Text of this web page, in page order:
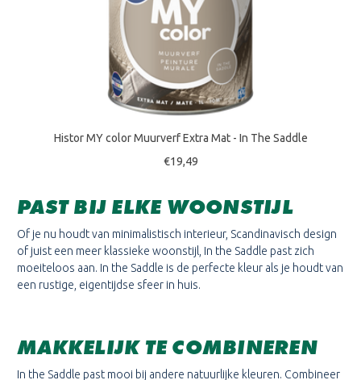
Histor MY color Muurverf Extra Mat - In The Saddle
€19,49
PAST BIJ ELKE WOONSTIJL
Of je nu houdt van minimalistisch interieur, Scandinavisch design
of juist een meer klassieke woonstijl, In the Saddle past zich
moeiteloos aan. In the Saddle is de perfecte kleur als je houdt van
een rustige, eigentijdse sfeer in huis.
MAKKELIJK TE COMBINEREN
In the Saddle past mooi bij andere natuurlijke kleuren. Combineer